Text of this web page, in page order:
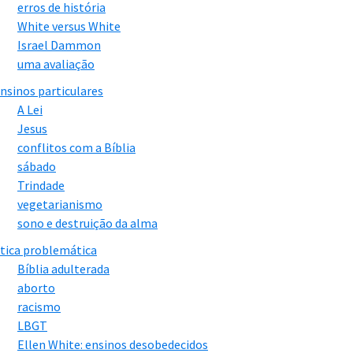
erros de história
White versus White
Israel Dammon
uma avaliação
particulares
A Lei
Jesus
conflitos com a Bíblia
sábado
Trindade
vegetarianismo
sono e destruição da alma
problemática
Bíblia adulterada
aborto
racismo
LBGT
Ellen White: ensinos desobedecidos